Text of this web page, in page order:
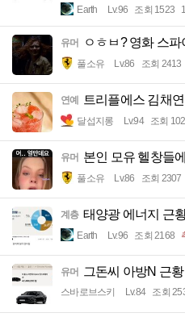
Earth Lv.96 조회 1523
유머 ㅇㅎㅂ? 영화 스
풀소유 Lv.86 조회 2413
연예 트리플에스 김채연
달섭지롱 Lv.94 조회
유머 본인 모유 헬창들
풀소유 Lv.86 조회 2307
계층 태양광 에너지 근
Earth Lv.96 조회 2168
유머 그돈씨 아방N 근황
스바로브스키 Lv.84 조회